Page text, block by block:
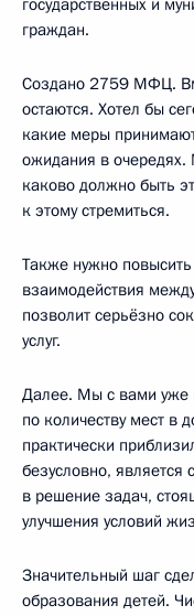
граждан.
Создано 2759 МФЦ.
остаются. Хотел бы
какие меры
ожидания в
каково должно быть
к этому стремиться.
Также нужно
взаимодействия
позволит серьёзно
услуг.
Далее. Мы с вами уже
по количеству мест в
практически
безусловно,
в решение задач,
улучшения условий
Значительный шаг
образования детей.